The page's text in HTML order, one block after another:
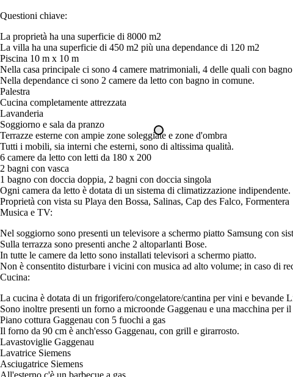
Questioni chiave:
La proprietà ha una superficie di 8000 m2
La villa ha una superficie di 450 m2 più una dependance di 120 m2
Piscina 10 m x 10 m
Nella casa principale ci sono 4 camere matrimoniali, 4 delle quali con
Nella dependance ci sono 2 camere da letto con bagno in comune.
Palestra
Cucina completamente attrezzata
Lavanderia
Soggiorno e sala da pranzo
Terrazze esterne con ampie zone soleggiate e zone d'ombra
Tutti i mobili, sia interni che esterni, sono di altissima qualità.
6 camere da letto con letti da 180 x 200
2 bagni con vasca
1 bagno con doccia doppia, 2 bagni con doccia singola
Ogni camera da letto è dotata di un sistema di climatizzazione indipendente.
Proprietà con vista su Playa den Bossa, Salinas, Cap des Falco, Formentera
Musica e TV:
Nel soggiorno sono presenti un televisore a schermo piatto Samsung con
Sulla terrazza sono presenti anche 2 altoparlanti Bose.
In tutte le camere da letto sono installati televisori a schermo piatto.
Non è consentito disturbare i vicini con musica ad alto volume; in caso di
Cucina:
La cucina è dotata di un frigorifero/congelatore/cantina per vini e bevande
Sono inoltre presenti un forno a microonde Gaggenau e una macchina per
Piano cottura Gaggenau con 5 fuochi a gas
Il forno da 90 cm è anch'esso Gaggenau, con grill e girarrosto.
Lavastoviglie Gaggenau
Lavatrice Siemens
Asciugatrice Siemens
All'esterno c'è un barbecue a gas.